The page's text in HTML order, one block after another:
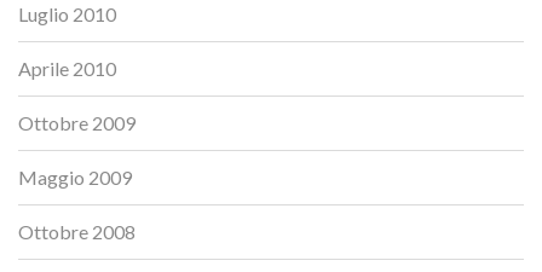
Luglio 2010
Aprile 2010
Ottobre 2009
Maggio 2009
Ottobre 2008